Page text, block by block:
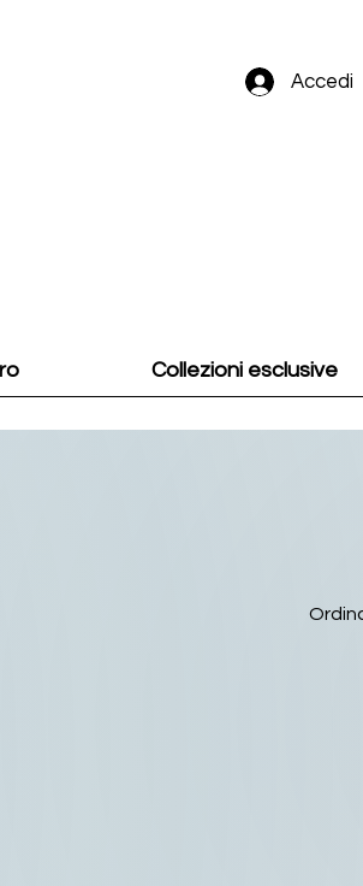
Accedi
Collezioni esclusive